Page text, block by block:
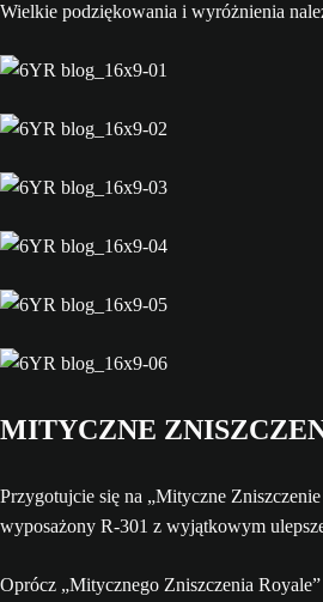
Wielkie podziękowania i wyróżnienia
MITYCZNE
Przygotujcie się na „Mityczne
wyposażony R-301 z wyjątkowym
Oprócz „Mitycznego Zniszczenia